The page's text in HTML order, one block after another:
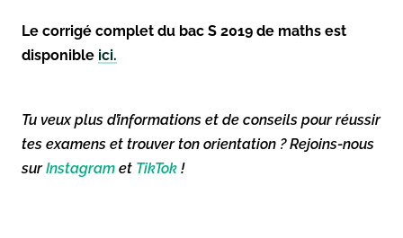
Le corrigé complet du bac S 2019 de maths est
disponible ici.
Tu veux plus d’informations et de conseils pour réussir
tes examens et trouver ton orientation ? Rejoins-nous
surInstagram et TikTok !